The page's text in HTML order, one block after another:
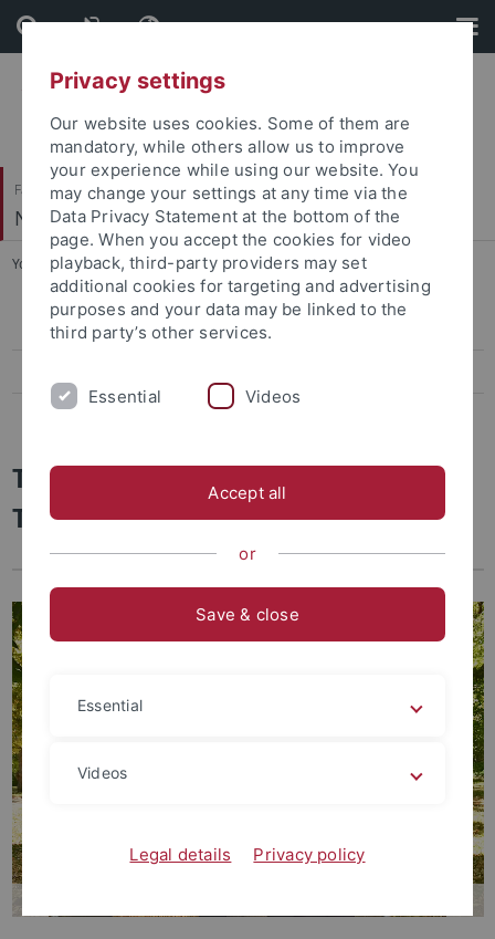
Skip
to
content
Skip
to
footer
Faculty of Catholic Theology
Neues Testament
You are here: Home ... Team
Prof. Dr. Wilfried Eisele
Dr. Reinhard Stiksel
Team des Lehrstuhls für Neues
Testament
Privacy settings
Our website uses cookies. Some of them are
mandatory, while others allow us to improve
your experience while using our website. You
may change your settings at any time via the
Data Privacy Statement at the bottom of the
page. When you accept the cookies for video
playback, third-party providers may set
additional cookies for targeting and advertising
purposes and your data may be linked to the
third party’s other services.
Essential Videos
Accept all
or
Save & close
Essential
Videos
Legal details Privacy policy